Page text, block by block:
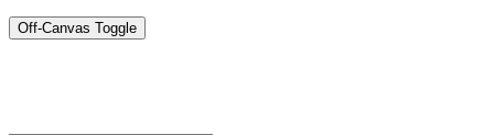
Off-Canvas Toggle